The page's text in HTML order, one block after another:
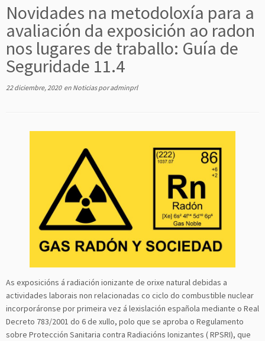
Novidades na metodoloxía para a
avaliación da exposición ao radon
nos lugares de traballo: Guía de
Seguridade 11.4
22 diciembre, 2020en Noticiasporadminprl
As exposicións á radiación ionizante de orixe natural debidas a
actividades laborais non relacionadas co ciclo do combustible nuclear
incorporáronse por primeira vez á lexislación española mediante o Real
Decreto 783/2001 do 6 de xullo, polo que se aproba o Regulamento
sobre Protección Sanitaria contra Radiacións Ionizantes ( RPSRI), que